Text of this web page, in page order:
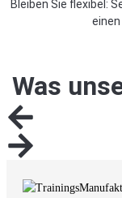
Bleiben Sie flexibel:
Was